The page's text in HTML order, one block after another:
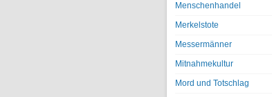
Menschenhandel
Merkelstote
Messermänner
Mitnahmekultur
Mord und Totschlag